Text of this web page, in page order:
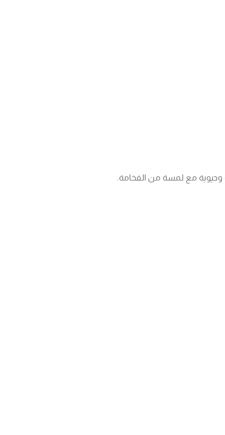
وحيوية مع لمسة من الفخامة.